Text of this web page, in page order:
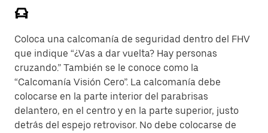
Coloca una calcomanía de seguridad dentro del FHV
que indique “¿Vas a dar vuelta? Hay personas
cruzando.” También se le conoce como la
“Calcomanía Visión Cero”. La calcomanía debe
colocarse en la parte interior del parabrisas
delantero, en el centro y en la parte superior, justo
detrás del espejo retrovisor. No debe colocarse de